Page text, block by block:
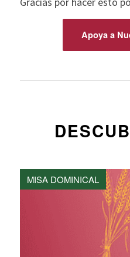
Apoya a
MISA DOMINICAL